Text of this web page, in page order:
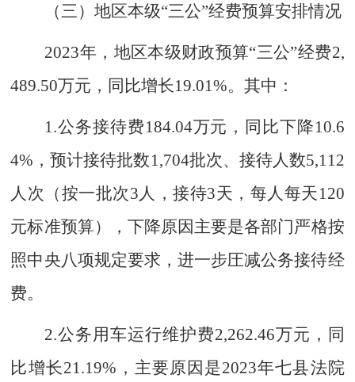
（三）地区本级“三公”经费预算安排情况
2023年 ，地区本级财政预算“三公”经费2,
489.50万元，同比增长19.01%。其中：
1.公务接待费184.04万元， 同比下降10.6
4% ，预计接待批数1 ,704批次、接待人数5,112
人次
（按一批次3 人，接待3天，每人每天120
元标准预算），下降原因主要是各部门严格按
照中央八项规定要求，进一步圧减公务接待经
费。
2.公务用车运行维护费2,262.46万元，同
比增长21.19% ， 主要原因 是2023年七县法院